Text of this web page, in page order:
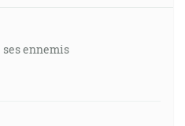
ses ennemis